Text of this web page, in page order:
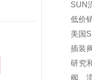
SUN
低价
美国
插装
研究
阀、